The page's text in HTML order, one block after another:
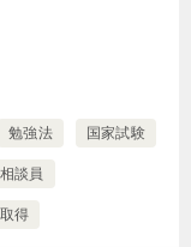
勉強法 国家試験
談員
得